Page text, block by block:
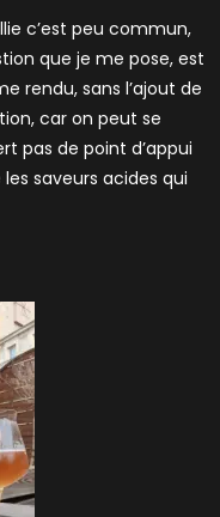
c’est peu commun,
que je me pose, est
rendu, sans l’ajout de
car on peut se
pas de point d’appui
saveurs acides qui